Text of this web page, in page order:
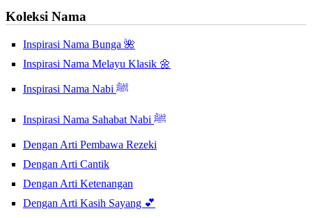
Koleksi Nama
Inspirasi Nama Bunga 🌺
Inspirasi Nama Melayu Klasik 🌼
Inspirasi Nama Nabi ﷺ
Inspirasi Nama Sahabat Nabi ﷺ
Dengan Arti Pembawa Rezeki
Dengan Arti Cantik
Dengan Arti Ketenangan
Dengan Arti Kasih Sayang 💕